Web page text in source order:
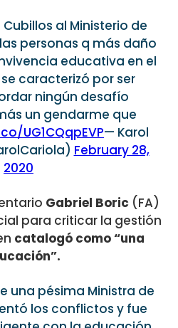
al Ministerio de
personas q más daño
educativa en el
caracterizó por ser
ningún desafío
un gendarme que
UG1CQqpEVP— Karol
February 28,
2020
Gabriel Boric (FA)
para criticar la gestión
catalogó como “una
una pésima Ministra de
los conflictos y fue